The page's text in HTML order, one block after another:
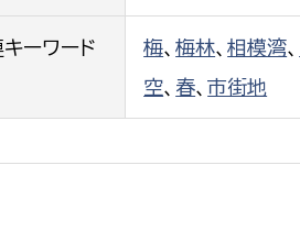
消防総務課
予防課
ーワード 梅、梅林、相模湾、
空、 春、市街地